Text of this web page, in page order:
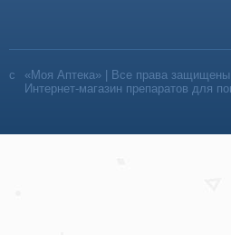
«Моя Аптека» | Все права защищены
Интернет-магазин препаратов для